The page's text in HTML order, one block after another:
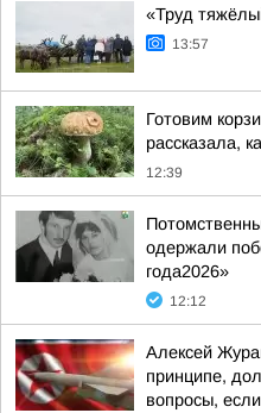
«Труд
13:57
Готовим
рассказала,
12:39
одержали
года2026»
12:12
Алексей
принципе,
вопросы,